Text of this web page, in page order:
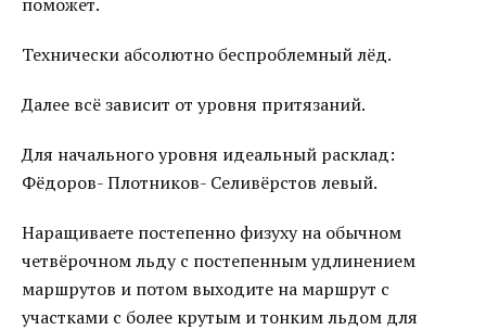
Технически абсолютно беспроблемный лёд.
Далее всё зависит от уровня притязаний.
Для начального уровня идеальный расклад:
Фёдоров- Плотников- Селивёрстов левый.
Наращиваете постепенно физуху на обычном
четвёрочном льду с постепенным удлинением
маршрутов и потом выходите на маршрут с
участками с более крутым и тонким льдом для